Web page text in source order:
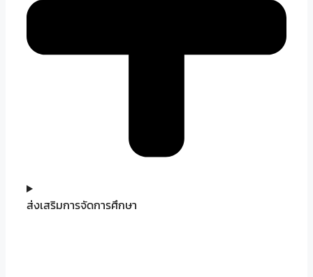
ส่งเสริมการจัดการศึกษา